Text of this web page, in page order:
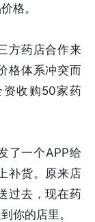
格。
方药店合作来
格体系冲突而
资收购50家药
了一个APP给
补货。原来店
过去，现在药
你的店里。